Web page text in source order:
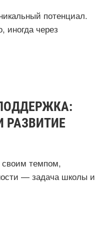
потенциал.
иногда через
РАЗВИТИЕ
темпом,
— задача школы и